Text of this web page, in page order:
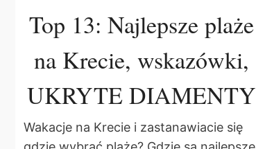
Top 13: Najlepsze plaże
na Krecie, wskazówki,
UKRYTE DIAMENTY
Wakacje na Krecie i zastanawiacie się